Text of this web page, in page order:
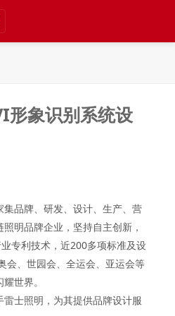
形象识别系统设
集品牌、研发、设计、生产、营
明品牌企业，坚持自主创新，
专利技术，近200多项标准及设
会、世园会、全运会、亚运会等
世界。
士照明，为其提供品牌设计服